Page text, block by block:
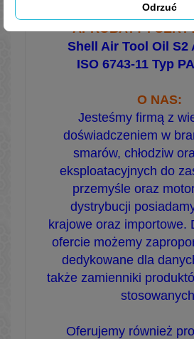
APROBATY I
Shell Air Tool Oil S2
ISO 6743-11 Typ
O NAS:
Jesteśmy firmą z
doświadczeniem w
smarów, chłodziw
eksploatacyjnych do
przemyśle oraz
dystrybucji
krajowe oraz importowe.
ofercie możemy
dedykowane dla
także zamienniki
Oferujemy również
Odrzuć